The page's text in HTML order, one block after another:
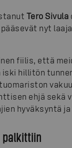
Tero Sivula
nyt
fiilis, että
hillitön
ehjä sekä
hyväksyntä
palkittiin